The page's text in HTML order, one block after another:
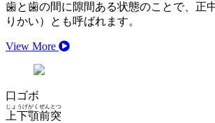
歯と歯の間に隙間ある状態のことで、正
りかい）とも呼ばれます。
View More
口ゴボ
上下顎前突
じょうげがくぜんとつ